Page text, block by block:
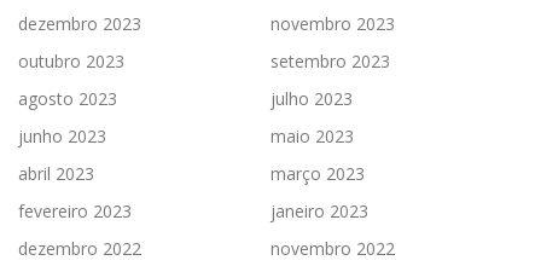
dezembro 2023
novembro 2023
outubro 2023
setembro 2023
agosto 2023
julho 2023
junho 2023
maio 2023
abril 2023
março 2023
fevereiro 2023
janeiro 2023
dezembro 2022
novembro 2022